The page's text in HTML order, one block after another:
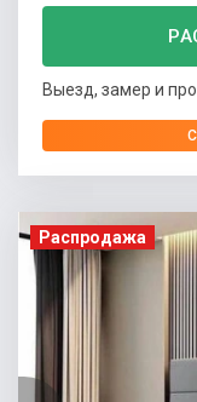
Выезд, замер и
Распродажа